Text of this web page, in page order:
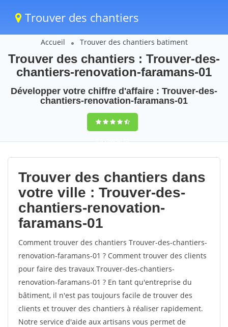
Trouver des chantiers
Accueil Trouver des chantiers batiment
Trouver des chantiers : Trouver-des-
chantiers-renovation-faramans-01
Développer votre chiffre d'affaire : Trouver-des-
chantiers-renovation-faramans-01
9,5(100%)98
votes
Trouver des chantiers dans
votre ville : Trouver-des-
chantiers-renovation-
faramans-01
Comment trouver des chantiers Trouver-des-chantiers-
renovation-faramans-01 ? Comment trouver des clients
pour faire des travaux Trouver-des-chantiers-
renovation-faramans-01 ? En tant qu'entreprise du
bâtiment, il n'est pas toujours facile de trouver des
clients et trouver des chantiers à réaliser rapidement.
Notre service d'aide aux artisans vous permet de